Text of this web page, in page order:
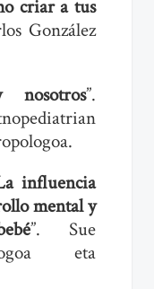
criar a tus
González
”.
influencia
mental y
”. Sue
eta